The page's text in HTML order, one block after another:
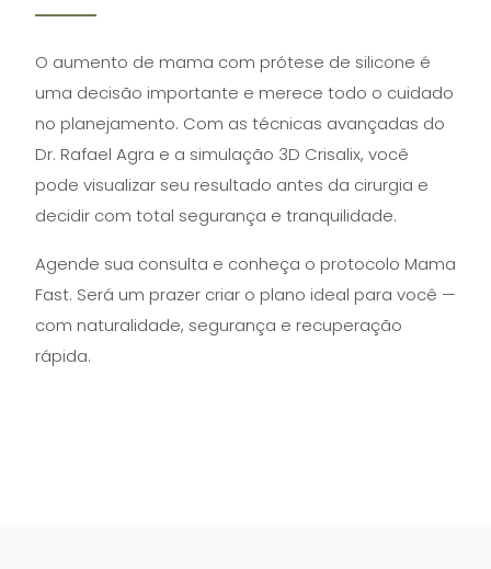
O aumento de mama com prótese de silicone é
uma decisão importante e merece todo o cuidado
no planejamento. Com as técnicas avançadas do
Dr. Rafael Agra e a simulação 3D Crisalix, você
pode visualizar seu resultado antes da cirurgia e
decidir com total segurança e tranquilidade.
Agende sua consulta e conheça o protocolo Mama
Fast. Será um prazer criar o plano ideal para você —
com naturalidade, segurança e recuperação
rápida.